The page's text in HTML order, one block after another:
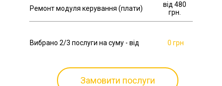
Вибрано 2/3 послуги на суму - від 0 грн
Замовити послуги
Ремонт модуля керування (плати)
від 480
грн.